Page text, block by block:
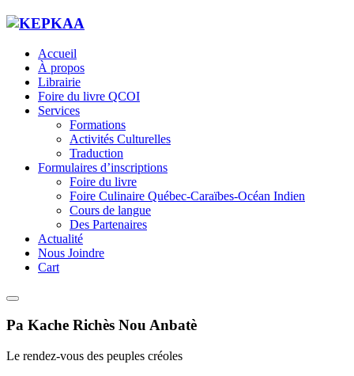
Accueil
À propos
Librairie
Foire du livre QCOI
Services
Formations
Activités Culturelles
Traduction
Formulaires d’inscriptions
Foire du livre
Foire Culinaire Québec-Caraïbes-Océan Indien
Cours de langue
Des Partenaires
Actualité
Nous Joindre
Cart
Pa Kache Richès Nou Anbatè
Le rendez-vous des peuples créoles